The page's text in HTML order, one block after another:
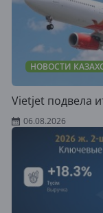
НОВОСТИ
Vietjet подвела
06.08.2026